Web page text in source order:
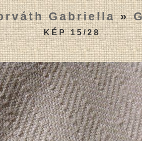
Gabriella»
KÉP 15/28